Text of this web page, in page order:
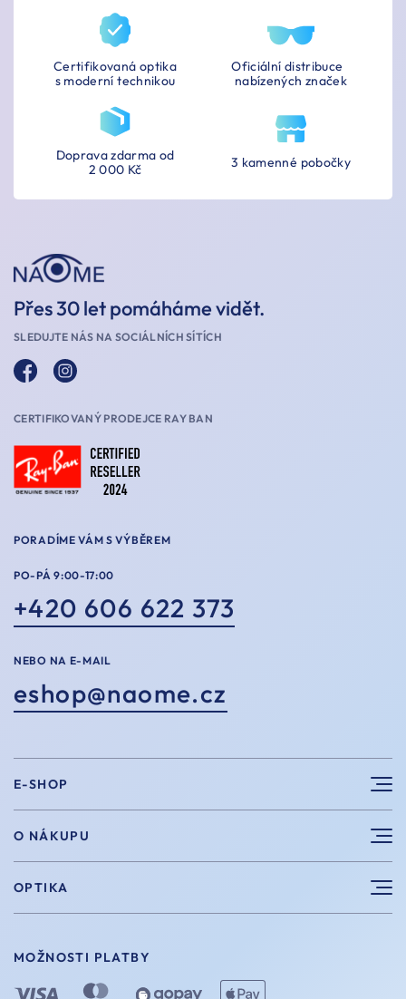
Certifikovaná optika
s moderní technikou
Oficiální distribuce
nabízených značek
3 kamenné pobočky
Doprava zdarma od
2 000 Kč
Přes 30 let pomáháme vidět.
SLEDUJTE NÁS NA SOCIÁLNÍCH SÍTÍCH
CERTIFIKOVANÝ PRODEJCE RAY BAN
PORADÍME VÁM S VÝBĚREM
PO-PÁ 9:00-17:00
+420 606 622 373
NEBO NA E-MAIL
eshop@naome.cz
E-SHOP
Sluneční brýle
Sportovní brýle
Vintage brýle
Doplňky
O NÁKUPU
Výhody nákupu u nás
Velikosti
Vrácení a výměna
OPTIKA
MOŽNOSTI PLATBY